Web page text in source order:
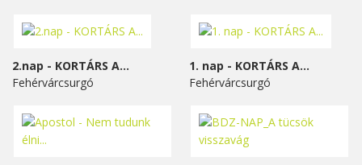
2.nap - KORTÁRS A...
Fehérvárcsurgó
1. nap - KORTÁRS A...
Fehérvárcsurgó